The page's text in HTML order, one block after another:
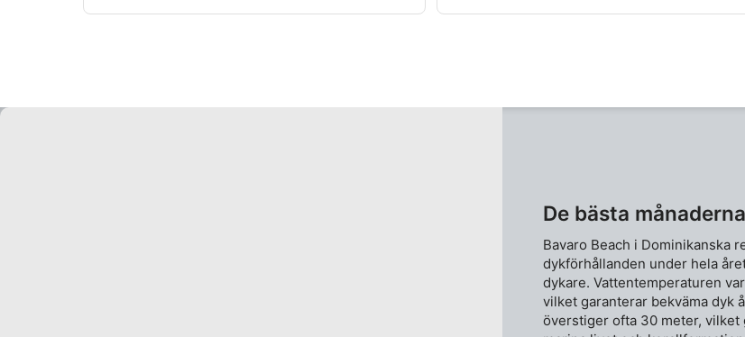
De bästa
Bavaro Beach i Dominikanska
dykförhållanden under hela
dykare. Vattentemperaturen
vilket garanterar bekväma dyk
överstiger ofta 30 meter,